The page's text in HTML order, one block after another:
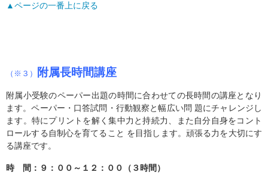
▲ページの一番上に戻る
（※３） 附属長時間講座
附属小受験のペーパー出題の時間に合わせての長時間の講座となり
ます。ペーパー・口答試問・行動観察と幅広い問 題にチャレンジし
ます。特にプリントを解く集中力と持続力、また自分自身をコント
ロールする自制心を育てること を目指します。頑張る力を大切にす
る講座です。
時 間：９：００～１２：００（３時間）